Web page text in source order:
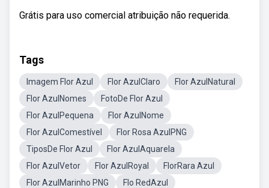
Grátis para uso comercial atribuição não requerida.
Tags
Imagem Flor Azul Flor AzulClaro
Flor AzulNatural
Flor AzulNomes
FotoDe Flor Azul
Flor AzulPequena
Flor AzulNome
Flor AzulComestível
Flor Rosa AzulPNG
TiposDe Flor Azul
Flor AzulAquarela
Flor AzulVetor
Flor AzulRoyal
FlorRara Azul
Flor AzulMarinho PNG
Flo RedAzul